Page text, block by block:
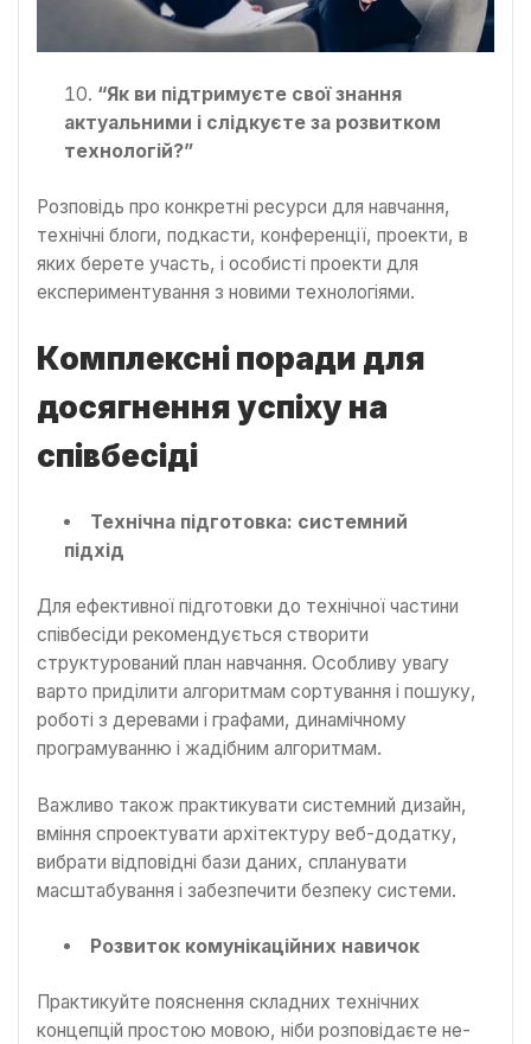
“Як ви підтримуєте свої знання
актуальними і слідкуєте за розвитком
технологій?”
Розповідь про конкретні ресурси для навчання,
технічні блоги, подкасти, конференції, проекти, в
яких берете участь, і особисті проекти для
експериментування з новими технологіями.
Комплексні поради для
досягнення успіху на
співбесіді
Технічна підготовка: системний
підхід
Для ефективної підготовки до технічної частини
співбесіди рекомендується створити
структурований план навчання. Особливу увагу
варто приділити алгоритмам сортування і пошуку,
роботі з деревами і графами, динамічному
програмуванню і жадібним алгоритмам.
Важливо також практикувати системний дизайн,
вміння спроектувати архітектуру веб-додатку,
вибрати відповідні бази даних, спланувати
масштабування і забезпечити безпеку системи.
Розвиток комунікаційних навичок
Практикуйте пояснення складних технічних
концепцій простою мовою, ніби розповідаєте не-